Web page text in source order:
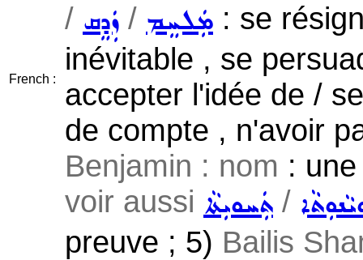
French :
/ ܙܲܕܸܩ / ܡܲܠܚܸܡ : se
inévitable , se
accepter l'idée de /
de compte , n'avoir
Benjamin : nom :
voir aussi ܬܲܚܘܝܼܬܵܐ /
preuve ; 5) Bailis